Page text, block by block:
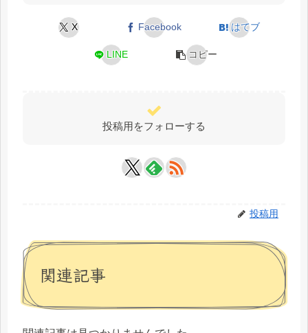
X Facebook はてブ
LINE コピー
投稿用をフォローする
投稿用
関連記事